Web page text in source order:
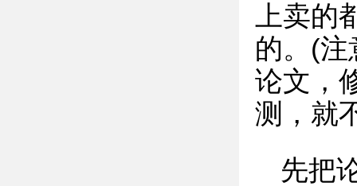
上卖
的。(注
论文，
测，就
先把